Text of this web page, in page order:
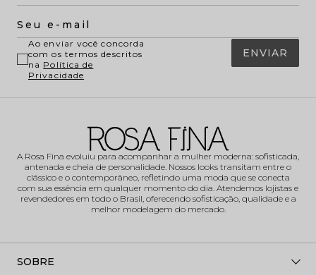
ENVIAR
Ao enviar você concorda
com os termos descritos
na Política de
Privacidade
A Rosa Fina evoluiu para acompanhar a mulher moderna: sofisticada,
antenada e cheia de personalidade. Nossos looks transitam entre o
clássico e o contemporâneo, refletindo uma moda que se conecta
com sua essência em qualquer momento do dia. Atendemos lojistas e
revendedores em todo o Brasil, oferecendo sofisticação, qualidade e a
melhor modelagem do mercado.
SOBRE